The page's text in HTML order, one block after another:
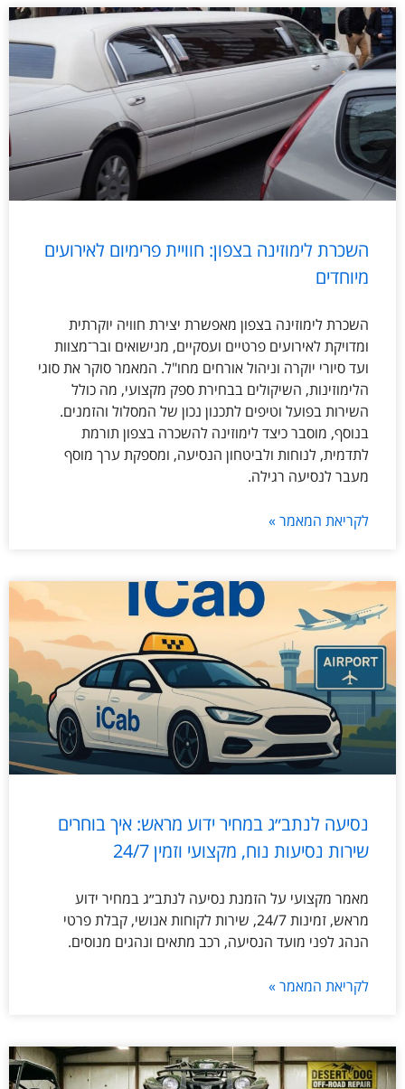
השכרת לימוזינה בצפון: חוויית פרימיום לאירועים
מיוחדים
השכרת לימוזינה בצפון מאפשרת יצירת חוויה יוקרתית
ומדויקת לאירועים פרטיים ועסקיים, מנישואים ובר־מצוות
ועד סיורי יוקרה וניהול אורחים מחו"ל. המאמר סוקר את סוגי
הלימוזינות, השיקולים בבחירת ספק מקצועי, מה כולל
השירות בפועל וטיפים לתכנון נכון של המסלול והזמנים.
בנוסף, מוסבר כיצד לימוזינה להשכרה בצפון תורמת
לתדמית, לנוחות ולביטחון הנסיעה, ומספקת ערך מוסף
מעבר לנסיעה רגילה.
לקריאת המאמר »
נסיעה לנתב״ג במחיר ידוע מראש: איך בוחרים
שירות נסיעות נוח, מקצועי וזמין 24/7
מאמר מקצועי על הזמנת נסיעה לנתב״ג במחיר ידוע
מראש, זמינות 24/7, שירות לקוחות אנושי, קבלת פרטי
הנהג לפני מועד הנסיעה, רכב מתאים ונהגים מנוסים.
לקריאת המאמר »